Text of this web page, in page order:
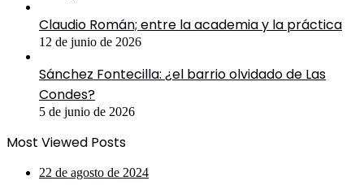
Claudio Román; entre la academia y la práctica
12 de junio de 2026
Sánchez Fontecilla: ¿el barrio olvidado de Las
Condes?
5 de junio de 2026
Most Viewed Posts
22 de agosto de 2024